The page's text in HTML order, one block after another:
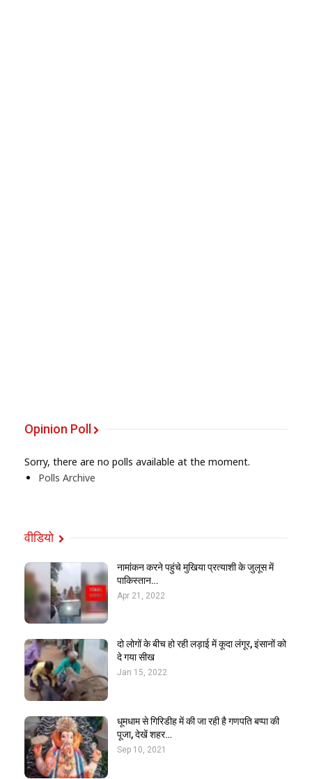
Opinion Poll
Sorry, there are no polls available at the moment.
Polls Archive
वीडियो
नामांकन करने पहुंचे मुखिया प्रत्याशी के जुलूस में
पाकिस्तान…
Apr 21, 2022
दो लोगों के बीच हो रही लड़ाई में कूदा लंगूर, इंसानों को
दे गया सीख
Jan 15, 2022
धूमधाम से गिरिडीह में की जा रही है गणपति बप्पा की
पूजा, देखें शहर…
Sep 10, 2021